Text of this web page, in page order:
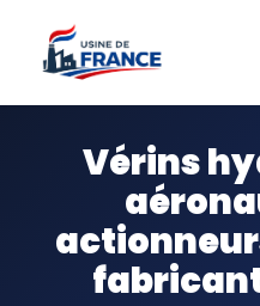
Vérins